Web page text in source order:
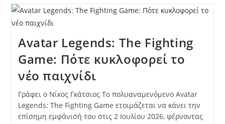
Avatar Legends: The Fighting
Game: Πότε κυκλοφορεί το
νέο παιχνίδι
Γράφει ο Νίκος Γκάτσιος Το πολυαναμενόμενο Avatar
Legends: The Fighting Game ετοιμάζεται να κάνει την
επίσημη εμφάνισή του στις 2 Ιουλίου 2026, φέρνοντας